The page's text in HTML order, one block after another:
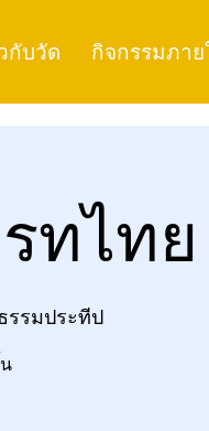
กับวัด กิจกรรมภา
ทไทย
รรมประทีป